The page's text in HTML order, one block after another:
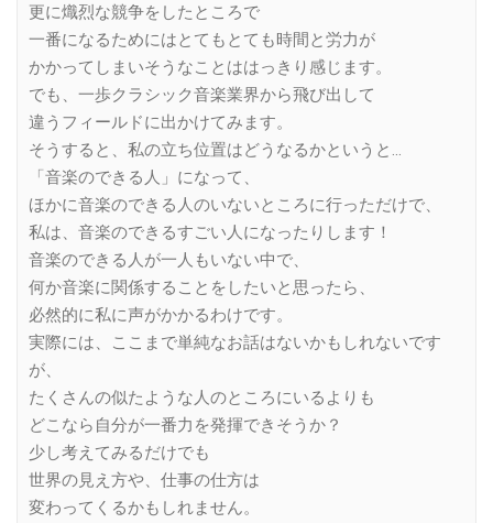
更に熾烈な競争をしたところで
一番になるためにはとてもとても時間と労力が
かかってしまいそうなことははっきり感じます。
でも、一歩クラシック音楽業界から飛び出して
違うフィールドに出かけてみます。
そうすると、私の立ち位置はどうなるかというと…
「音楽のできる人」になって、
ほかに音楽のできる人のいないところに行っただけで、
私は、音楽のできるすごい人になったりします！
音楽のできる人が一人もいない中で、
何か音楽に関係することをしたいと思ったら、
必然的に私に声がかかるわけです。
実際には、ここまで単純なお話はないかもしれないです
が、
たくさんの似たような人のところにいるよりも
どこなら自分が一番力を発揮できそうか？
少し考えてみるだけでも
世界の見え方や、仕事の仕方は
変わってくるかもしれません。